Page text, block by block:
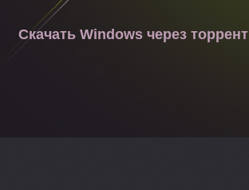
Скачать Windows через торрент